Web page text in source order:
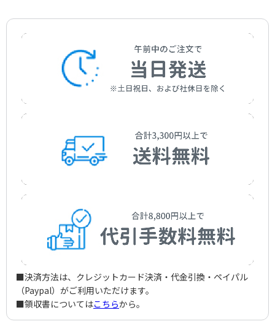
作曲者：池辺 晋一郎
■決済方法は、クレジットカード決済・代金引換・ペイパル
（Paypal）がご利用いただけます。
■領収書についてはこちらから。